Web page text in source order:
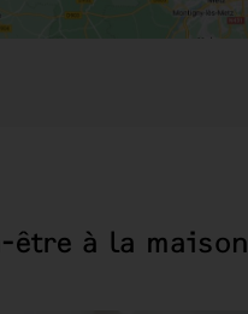
être à la maison